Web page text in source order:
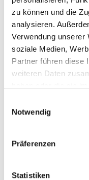
zu können und die
analysieren.
Verwendung unserer
soziale Medien,
Partner führen diese
weiteren Daten
Notwendig
Präferenzen
Statistiken
Newsletter 57
Newsletter 57
Newsletter 58
Newsletter 58
Newsletter 59
Newsletter 59
Newsletter 60